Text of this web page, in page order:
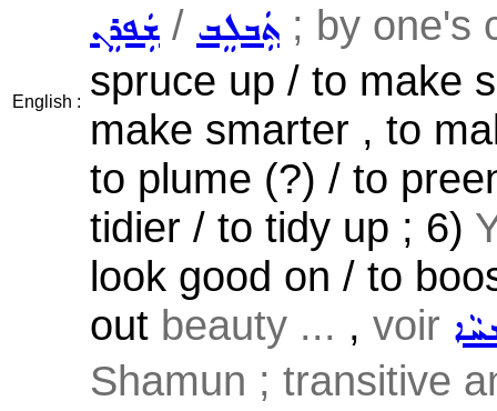
English :
ܫܲܦܪܸܢ / ܬܲܒܠܸܒ ; by one's
spruce up / to make
make smarter , to
to plume (?) / to
tidier / to tidy up ; 6)
look good on / to
out beauty ... , voir
Shamun ; transitive